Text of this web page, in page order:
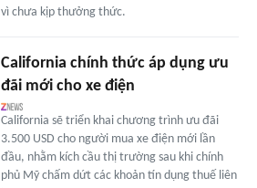
vì chưa kịp thưởng thức.
California chính thức áp dụng ưu
đãi mới cho xe điện
California sẽ triển khai chương trình ưu đãi
3.500 USD cho người mua xe điện mới lần
đầu, nhằm kích cầu thị trường sau khi chính
phủ Mỹ chấm dứt các khoản tín dụng thuế liên